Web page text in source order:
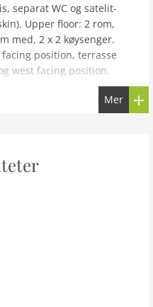
separat WC og satelit-
Upper floor: 2 rom,
med, 2 x 2 køysenger.
position, terrasse
west facing position,
note: max kjæledyr /
fra sentrum, i en roligt
til motor til 50 m fra
900 m.
Mer